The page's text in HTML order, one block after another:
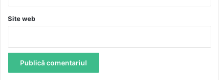
Site web